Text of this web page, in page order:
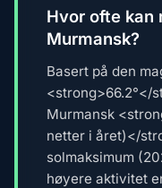
Hvor ofte kan
Murmansk?
Basert på den
<strong>66.2°</
Murmansk
netter i året)</
solmaksimum
høyere aktivitet